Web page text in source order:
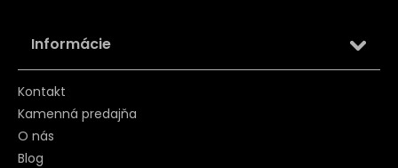
Informácie
Kontakt
Kamenná predajňa
O nás
Blog